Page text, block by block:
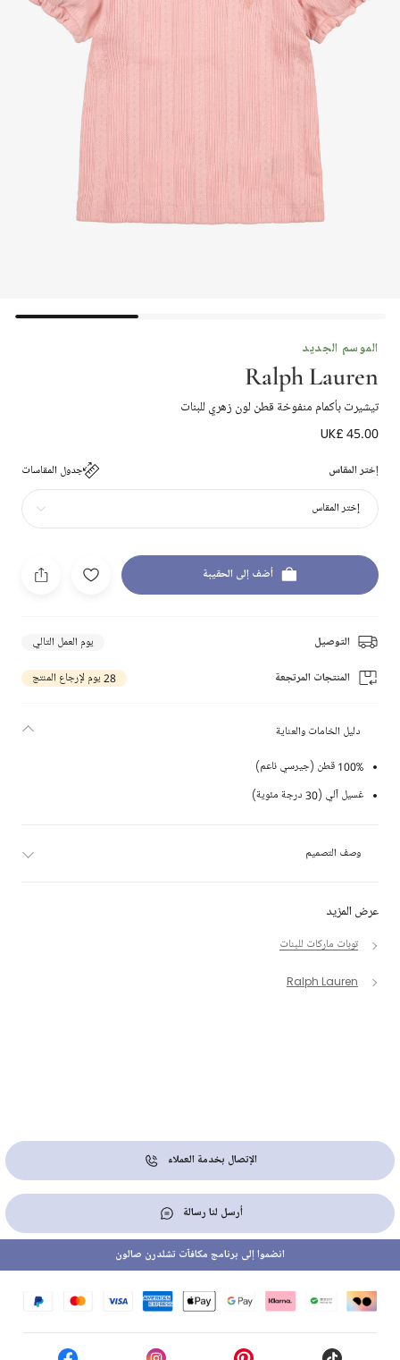
الموسم الجديد
Ralph Lauren
تيشيرت بأكمام منفوخة قطن لون زهري للبنات
UK£ 45.00
إختر المقاس جدول المقاسات
إختر المقاس
أضف إلى الحقيبة
التوصيل يوم العمل التالي
المنتجات المرتجعة 28 يوم لإرجاع المنتج
عرض المزيد
توبات ماركات للبنات
Ralph Lauren
دليل الخامات والعناية
100% قطن (جيرسي ناعم)
غسيل آلي (30 درجة مئوية)
وصف التصميم
الإتصال بخدمة العملاء
أرسل لنا رسالة
انضموا إلى برنامج مكافآت تشلدرن صالون